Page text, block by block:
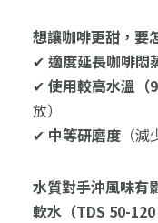
想讓咖啡更甜，要
✔ 適度延長咖啡悶
✔ 使用較高水溫（
放）
✔ 中等研磨度（減
水質對手沖風味有
軟水（TDS 50-120